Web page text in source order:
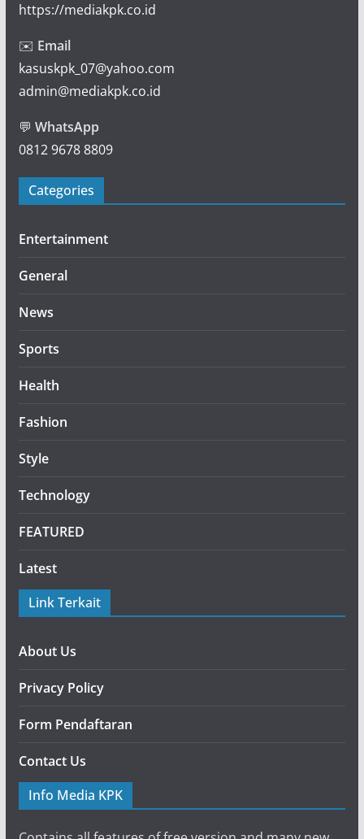
https://mediakpk.co.id
✉️ Email
kasuskpk_07@yahoo.com
admin@mediakpk.co.id
💬 WhatsApp
0812 9678 8809
Categories
Entertainment
General
News
Sports
Health
Fashion
Style
Technology
FEATURED
Latest
Link Terkait
About Us
Privacy Policy
Form Pendaftaran
Contact Us
Info Media KPK